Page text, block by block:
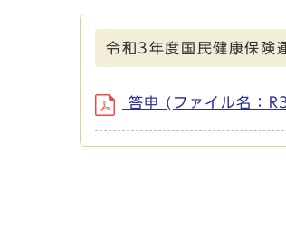
令和3年度国民健康保険
答申 (ファイル名：